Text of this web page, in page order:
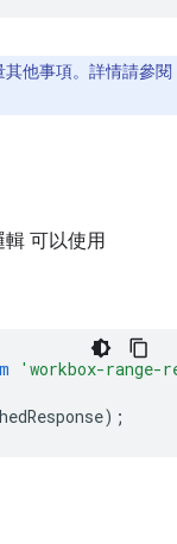
他事項。詳情請參閱
可以使用
'workbox-range-
);